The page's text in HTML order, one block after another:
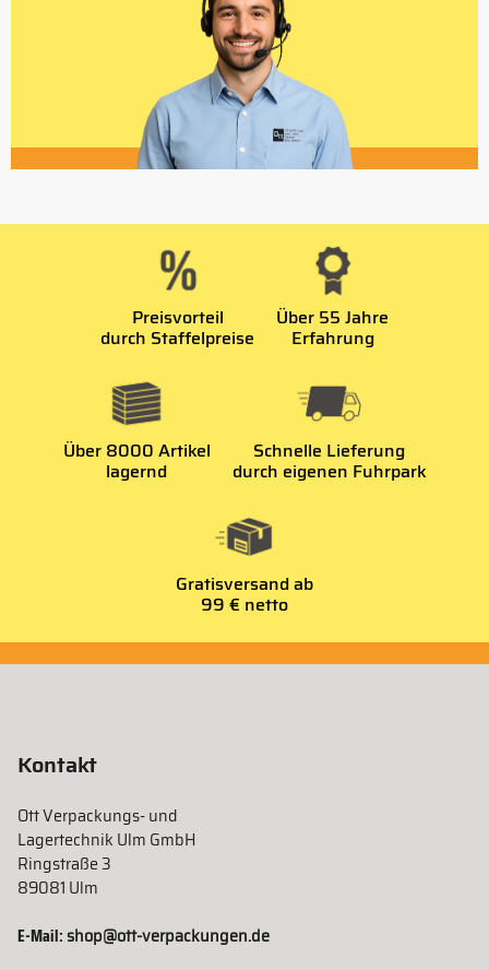
Preisvorteil
durch Staffelpreise
Über 55 Jahre
Erfahrung
Über 8000 Artikel
lagernd
Schnelle Lieferung
durch eigenen Fuhrpark
Gratisversand ab
99 € netto
Kontakt
Ott Verpackungs- und
Lagertechnik Ulm GmbH
Ringstraße 3
89081 Ulm
E-Mail:shop@ott-verpackungen.de